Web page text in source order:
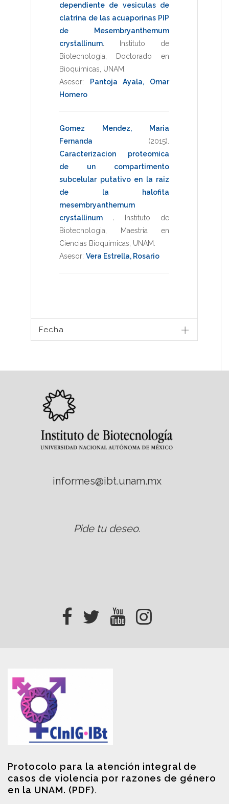
dependiente de vesiculas de
clatrina de las acuaporinas PIP
de Mesembryanthemum
crystallinum.
Instituto de
Biotecnologia
Doctorado en
Bioquimicas UNAM
Asesor: Pantoja Ayala, Omar
Homero
Gomez Mendez, Maria
Fernanda
(2015)
Caracterizacion proteomica
de un compartimento
subcelular putativo en la raiz
de la halofita
mesembryanthemum
crystallinum .
Instituto de
Biotecnologia
Maestria en
Ciencias Bioquimicas UNAM
Asesor: Vera Estrella, Rosario
Fecha
informes@ibt.unam.mx
Pide tu deseo.
Protocolo para la atención integral de
casos de violencia por razones de género
en la UNAM. (PDF).